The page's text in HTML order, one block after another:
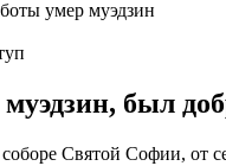
был
Святой Софии, от